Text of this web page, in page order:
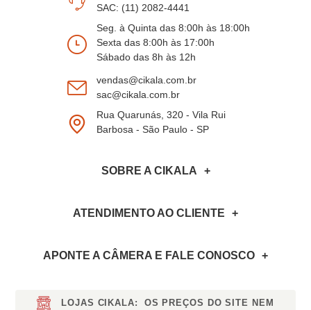
SAC: (11) 2082-4441
Seg. à Quinta das 8:00h às 18:00h
Sexta das 8:00h às 17:00h
Sábado das 8h às 12h
vendas@cikala.com.br
sac@cikala.com.br
Rua Quarunás, 320 - Vila Rui
Barbosa - São Paulo - SP
SOBRE A CIKALA
ATENDIMENTO AO CLIENTE
APONTE A CÂMERA E FALE CONOSCO
LOJAS CIKALA:
OS PREÇOS DO SITE NEM